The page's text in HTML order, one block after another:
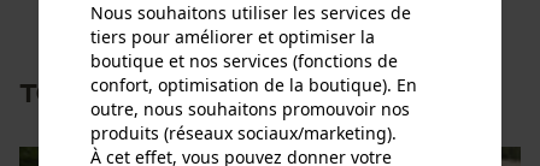
Tous les styles en aperçu
Nous souhaitons utiliser les services de
tiers pour améliorer et optimiser la
boutique et nos services (fonctions de
confort, optimisation de la boutique). En
outre, nous souhaitons promouvoir nos
produits (réseaux sociaux/marketing).
À cet effet, vous pouvez donner votre